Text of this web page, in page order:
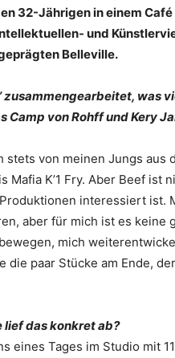
32-Jährigen in einem Café
und
Belleville.
was
von Rohff und Kery
von meinen Jungs aus
K’1 Fry. Aber Beef ist
interessiert ist.
aber für mich ist es keine
mich
die paar Stücke am Ende,
lief das konkret ab?
eines Tages im Studio mit